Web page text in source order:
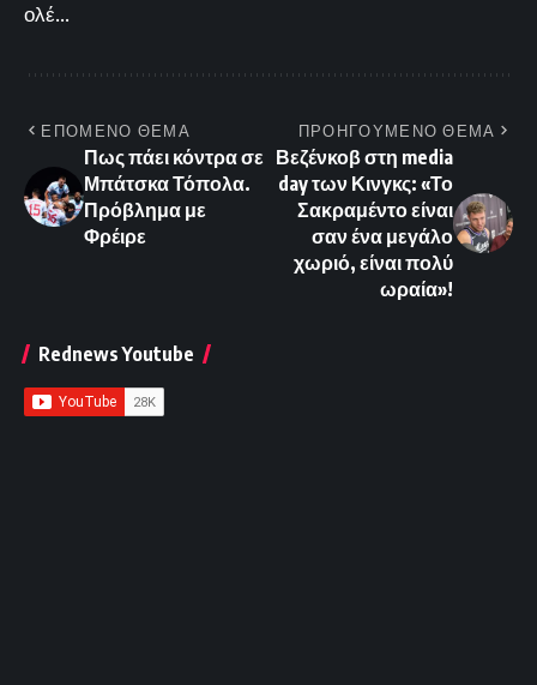
ολέ...
ΕΠΟΜΕΝΟ ΘΕΜΑ
Πως πάει κόντρα σε
Μπάτσκα Τόπολα.
Πρόβλημα με
Φρέιρε
ΠΡΟΗΓΟΥΜΕΝΟ ΘΕΜΑ
Βεζένκοβ στη media
day των Κινγκς: «Το
Σακραμέντο είναι
σαν ένα μεγάλο
χωριό, είναι πολύ
ωραία»!
Rednews Youtube